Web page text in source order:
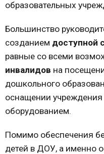
образовательных
Большинство
созданием доступной
равные со всеми
инвалидов на
дошкольного
оснащении
оборудованием.
Помимо обеспечения
детей в ДОУ, а именно